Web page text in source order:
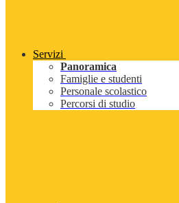
Servizi
Panoramica
Famiglie e studenti
Personale scolastico
Percorsi di studio